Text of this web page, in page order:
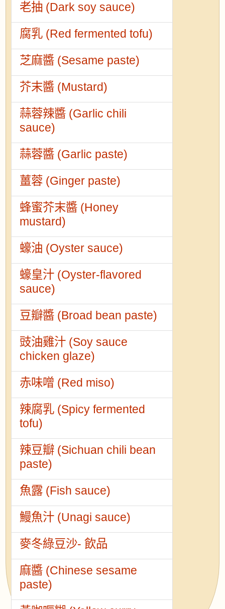
老抽 (Dark soy sauce)
腐乳 (Red fermented tofu)
芝麻醬 (Sesame paste)
芥末醬 (Mustard)
蒜蓉辣醬 (Garlic chili
sauce)
蒜蓉醬 (Garlic paste)
薑蓉 (Ginger paste)
蜂蜜芥末醬 (Honey
mustard)
蠔油 (Oyster sauce)
蠔皇汁 (Oyster-flavored
sauce)
豆瓣醬 (Broad bean paste)
豉油雞汁 (Soy sauce
chicken glaze)
赤味噌 (Red miso)
辣腐乳 (Spicy fermented
tofu)
辣豆瓣 (Sichuan chili bean
paste)
魚露 (Fish sauce)
鰻魚汁 (Unagi sauce)
麥冬綠豆沙- 飲品
麻醬 (Chinese sesame
paste)